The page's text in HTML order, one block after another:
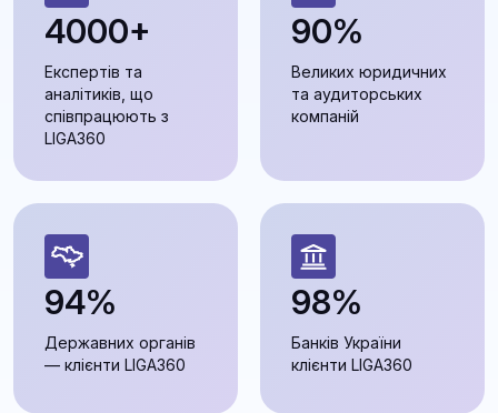
4000+
Експертів та
аналітиків, що
співпрацюють з
LIGA360
90%
Великих юридичних
та аудиторських
компаній
94%
Державних органів
— клієнти LIGA360
98%
Банків України
клієнти LIGA360